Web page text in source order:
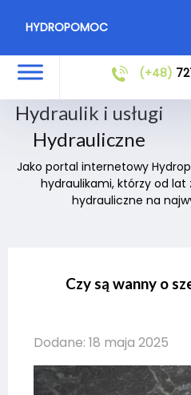
HYDROPOMOC
(+48)
Hydraulik i usługi
Hydrauliczne
Jako portal internetowy
hydraulikami, którzy od lat
hydrauliczne na
Czy są wanny o
Dodane: 18 maja 2025